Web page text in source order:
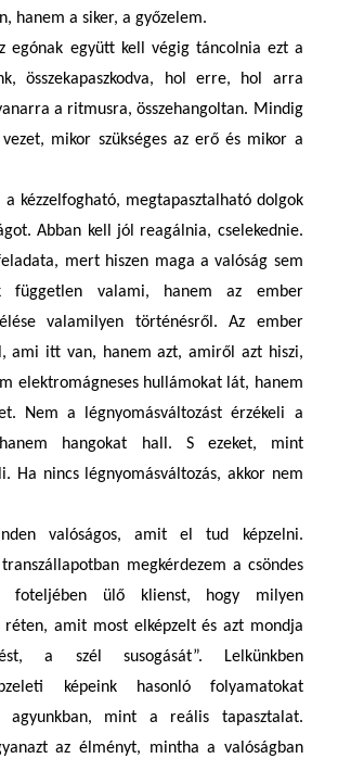
hanem a siker, a győzelem.
egónak együtt kell végig táncolnia ezt a
összekapaszkodva, hol erre, hol arra
a ritmusra, összehangoltan. Mindig
mikor szükséges az erő és mikor a
a kézzelfogható, megtapasztalható dolgok
Abban kell jól reagálnia, cselekednie.
mert hiszen maga a valóság sem
független valami, hanem az ember
valamilyen történésről. Az ember
ami itt van, hanem azt, amiről azt hiszi,
elektromágneses hullámokat lát, hanem
Nem a légnyomásváltozást érzékeli a
hangokat hall. S ezeket, mint
Ha nincs légnyomásváltozás, akkor nem
valóságos, amit el tud képzelni.
megkérdezem a csöndes
foteljében ülő klienst, hogy milyen
réten, amit most elképzelt és azt mondja
a szél susogását”. Lelkünkben
képeink hasonló folyamatokat
mint a reális tapasztalat.
az élményt, mintha a valóságban